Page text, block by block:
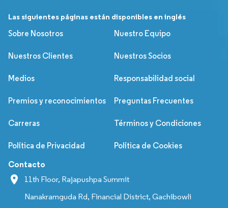
Las siguientes páginas están disponibles en inglés
Sobre Nosotros
Nuestro Equipo
Nuestros Clientes Nuestros Socios
Medios Responsabilidad social
Premios y reconocimientos Preguntas Frecuentes
Carreras Términos y Condiciones
Política de Privacidad Política de Cookies
Contacto
11th Floor, Rajapushpa Summit
Nanakramguda Rd, Financial District, Gachibowli